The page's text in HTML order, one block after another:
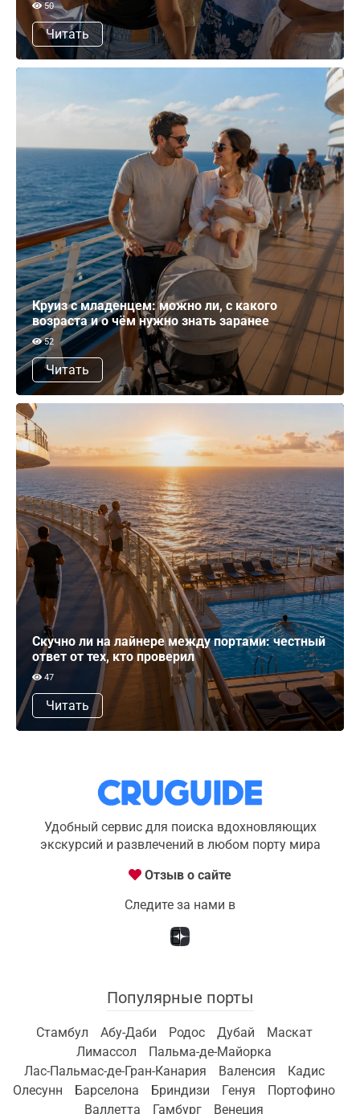
50
Читать
Круиз с младенцем: можно ли, с какого
возраста и о чём нужно знать заранее
52
Читать
Скучно ли на лайнере между портами: честный
ответ от тех, кто проверил
47
Читать
Удобный сервис для поиска вдохновляющих
экскурсий и развлечений в любом порту мира
Отзыв о сайте
Следите за нами в
Популярные порты
Стамбул Абу-Даби Родос Дубай
Маскат
Лимассол
Пальма-де-Майорка
Лас-Пальмас-де-Гран-Канария
Валенсия
Кадис
Олесунн
Барселона Бриндизи Генуя
Портофино
Валлетта
Гамбург Венеция